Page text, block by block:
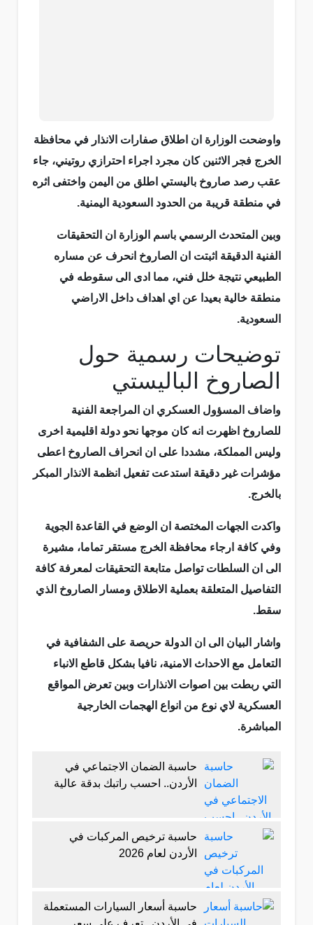
واوضحت الوزارة ان اطلاق صفارات الانذار في محافظة
الخرج فجر الاثنين كان مجرد اجراء احترازي روتيني، جاء
عقب رصد صاروخ باليستي اطلق من اليمن واختفى اثره
في منطقة قريبة من الحدود السعودية اليمنية.
وبين المتحدث الرسمي باسم الوزارة ان التحقيقات
الفنية الدقيقة اثبتت ان الصاروخ انحرف عن مساره
الطبيعي نتيجة خلل فني، مما ادى الى سقوطه في
منطقة خالية بعيدا عن اي اهداف داخل الاراضي
السعودية.
توضيحات رسمية حول
الصاروخ الباليستي
واضاف المسؤول العسكري ان المراجعة الفنية
للصاروخ اظهرت انه كان موجها نحو دولة اقليمية اخرى
وليس المملكة، مشددا على ان انحراف الصاروخ اعطى
مؤشرات غير دقيقة استدعت تفعيل انظمة الانذار المبكر
بالخرج.
واكدت الجهات المختصة ان الوضع في القاعدة الجوية
وفي كافة ارجاء محافظة الخرج مستقر تماما، مشيرة
الى ان السلطات تواصل متابعة التحقيقات لمعرفة كافة
التفاصيل المتعلقة بعملية الاطلاق ومسار الصاروخ الذي
سقط.
واشار البيان الى ان الدولة حريصة على الشفافية في
التعامل مع الاحداث الامنية، نافيا بشكل قاطع الانباء
التي ربطت بين اصوات الانذارات وبين تعرض المواقع
العسكرية لاي نوع من انواع الهجمات الخارجية
المباشرة.
حاسبة الضمان الاجتماعي في
الأردن.. احسب راتبك بدقة عالية
حاسبة ترخيص المركبات في
الأردن لعام 2026
حاسبة أسعار السيارات المستعملة